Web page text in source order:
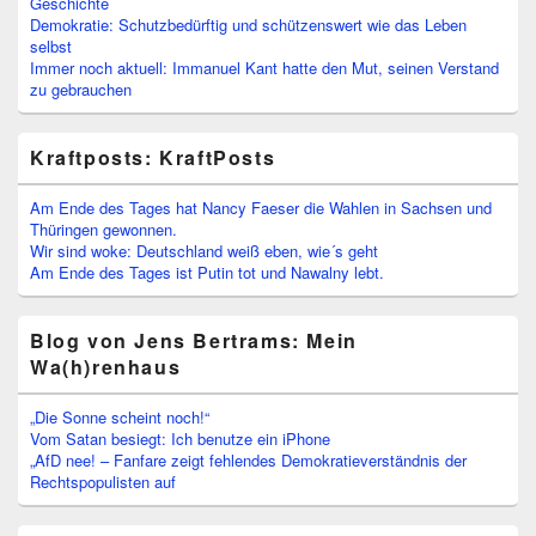
Demokratie: Schutzbedürftig und schützenswert wie das Leben
selbst
Immer noch aktuell: Immanuel Kant hatte den Mut, seinen Verstand
zu gebrauchen
Kraftposts: KraftPosts
Am Ende des Tages hat Nancy Faeser die Wahlen in Sachsen und
Thüringen gewonnen.
Wir sind woke: Deutschland weiß eben, wie´s geht
Am Ende des Tages ist Putin tot und Nawalny lebt.
Blog von Jens Bertrams: Mein
Wa(h)renhaus
„Die Sonne scheint noch!“
Vom Satan besiegt: Ich benutze ein iPhone
„AfD nee! – Fanfare zeigt fehlendes Demokratieverständnis der
Rechtspopulisten auf